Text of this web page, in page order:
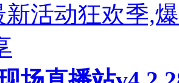
新活动狂欢季,